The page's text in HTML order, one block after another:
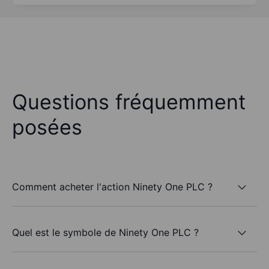
Questions fréquemment
posées
Comment acheter l'action Ninety One PLC ?
Quel est le symbole de Ninety One PLC ?